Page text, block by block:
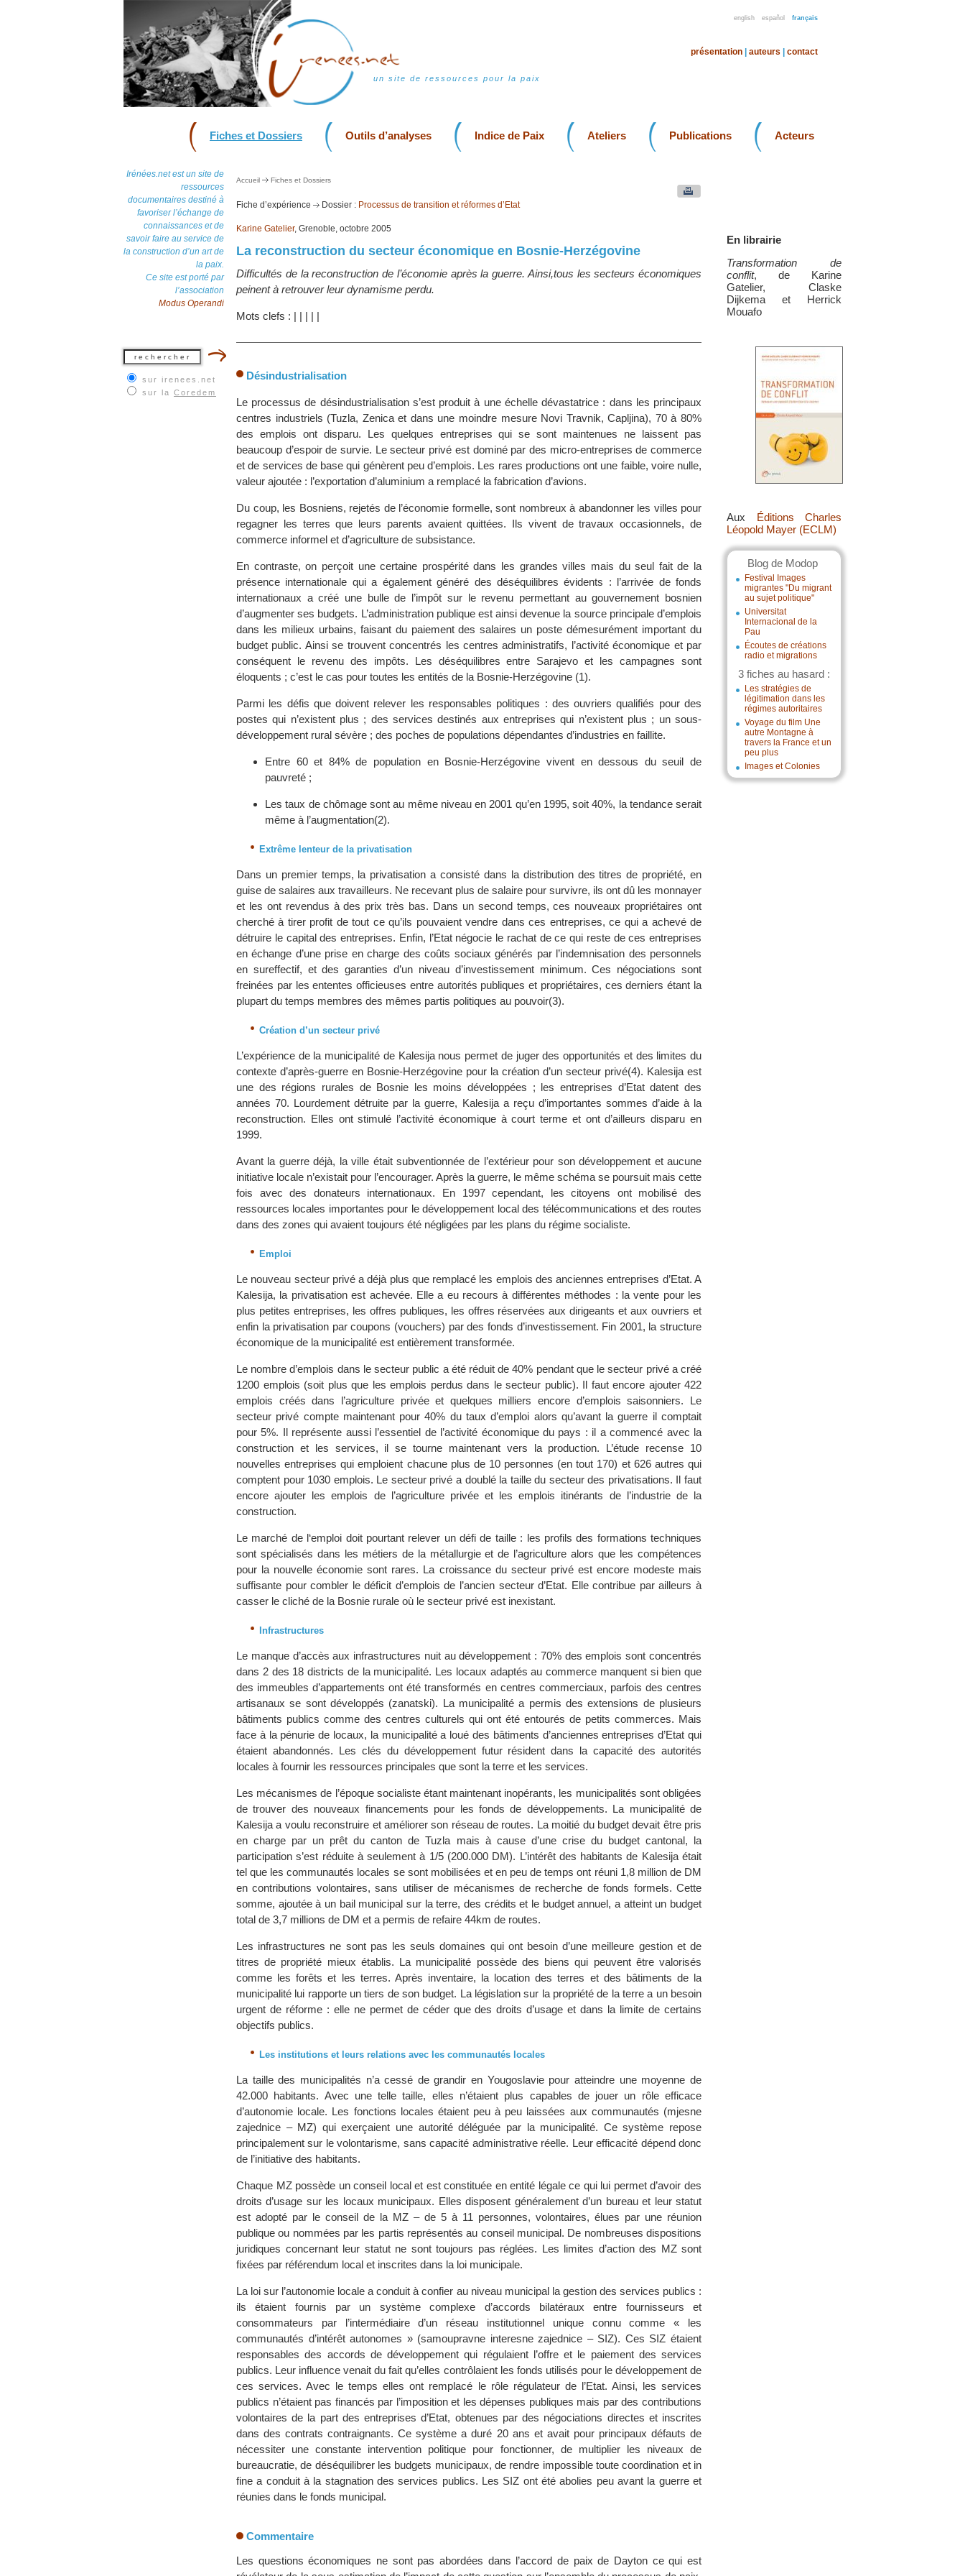
english español français
un site de ressources pour la paix
présentation auteurs contact
Fiches et Dossiers Outils d’analyses Indice de Paix Ateliers Publications Acteurs
Irénées.net est un site de
ressources
documentaires destiné à
favoriser l’échange de
connaissances et de
savoir faire au service de
la construction d’un art de
la paix.
Ce site est porté par
l’association
Modus Operandi
sur irenees.net
sur la Coredem
En librairie
Transformation de
conflit, de Karine
Gatelier, Claske
Dijkema et Herrick
Mouafo
Aux Éditions Charles
Léopold Mayer (ECLM)
Blog de Modop
Festival Images
migrantes "Du migrant
au sujet politique"
Universitat
Internacional de la
Pau
Écoutes de créations
radio et migrations
3 fiches au hasard :
Les stratégies de
légitimation dans les
régimes autoritaires
Voyage du film Une
autre Montagne à
travers la France et un
peu plus
Images et Colonies
Accueil Fiches et Dossiers
Fiche d’expérience Dossier : Processus de transition et réformes d’Etat
Karine Gatelier, Grenoble, octobre 2005
La reconstruction du secteur économique en Bosnie-Herzégovine
Difficultés de la reconstruction de l’économie après la guerre. Ainsi,tous les secteurs économiques
peinent à retrouver leur dynamisme perdu.
Mots clefs : | | | | |
Désindustrialisation
Le processus de désindustrialisation s’est produit à une échelle dévastatrice : dans les principaux
centres industriels (Tuzla, Zenica et dans une moindre mesure Novi Travnik, Capljina), 70 à 80%
des emplois ont disparu. Les quelques entreprises qui se sont maintenues ne laissent pas
beaucoup d’espoir de survie. Le secteur privé est dominé par des micro-entreprises de commerce
et de services de base qui génèrent peu d’emplois. Les rares productions ont une faible, voire nulle,
valeur ajoutée : l’exportation d’aluminium a remplacé la fabrication d’avions.
Du coup, les Bosniens, rejetés de l’économie formelle, sont nombreux à abandonner les villes pour
regagner les terres que leurs parents avaient quittées. Ils vivent de travaux occasionnels, de
commerce informel et d’agriculture de subsistance.
En contraste, on perçoit une certaine prospérité dans les grandes villes mais du seul fait de la
présence internationale qui a également généré des déséquilibres évidents : l’arrivée de fonds
internationaux a créé une bulle de l’impôt sur le revenu permettant au gouvernement bosnien
d’augmenter ses budgets. L’administration publique est ainsi devenue la source principale d’emplois
dans les milieux urbains, faisant du paiement des salaires un poste démesurément important du
budget public. Ainsi se trouvent concentrés les centres administratifs, l’activité économique et par
conséquent le revenu des impôts. Les déséquilibres entre Sarajevo et les campagnes sont
éloquents ; c’est le cas pour toutes les entités de la Bosnie-Herzégovine (1).
Parmi les défis que doivent relever les responsables politiques : des ouvriers qualifiés pour des
postes qui n’existent plus ; des services destinés aux entreprises qui n’existent plus ; un sous-
développement rural sévère ; des poches de populations dépendantes d’industries en faillite.
Entre 60 et 84% de population en Bosnie-Herzégovine vivent en dessous du seuil de
pauvreté ;
Les taux de chômage sont au même niveau en 2001 qu’en 1995, soit 40%, la tendance serait
même à l’augmentation(2).
Extrême lenteur de la privatisation
Dans un premier temps, la privatisation a consisté dans la distribution des titres de propriété, en
guise de salaires aux travailleurs. Ne recevant plus de salaire pour survivre, ils ont dû les monnayer
et les ont revendus à des prix très bas. Dans un second temps, ces nouveaux propriétaires ont
cherché à tirer profit de tout ce qu’ils pouvaient vendre dans ces entreprises, ce qui a achevé de
détruire le capital des entreprises. Enfin, l’Etat négocie le rachat de ce qui reste de ces entreprises
en échange d’une prise en charge des coûts sociaux générés par l’indemnisation des personnels
en sureffectif, et des garanties d’un niveau d’investissement minimum. Ces négociations sont
freinées par les ententes officieuses entre autorités publiques et propriétaires, ces derniers étant la
plupart du temps membres des mêmes partis politiques au pouvoir(3).
Création d’un secteur privé
L’expérience de la municipalité de Kalesija nous permet de juger des opportunités et des limites du
contexte d’après-guerre en Bosnie-Herzégovine pour la création d’un secteur privé(4). Kalesija est
une des régions rurales de Bosnie les moins développées ; les entreprises d’Etat datent des
années 70. Lourdement détruite par la guerre, Kalesija a reçu d’importantes sommes d’aide à la
reconstruction. Elles ont stimulé l’activité économique à court terme et ont d’ailleurs disparu en
1999.
Avant la guerre déjà, la ville était subventionnée de l’extérieur pour son développement et aucune
initiative locale n’existait pour l’encourager. Après la guerre, le même schéma se poursuit mais cette
fois avec des donateurs internationaux. En 1997 cependant, les citoyens ont mobilisé des
ressources locales importantes pour le développement local des télécommunications et des routes
dans des zones qui avaient toujours été négligées par les plans du régime socialiste.
Emploi
Le nouveau secteur privé a déjà plus que remplacé les emplois des anciennes entreprises d’Etat. A
Kalesija, la privatisation est achevée. Elle a eu recours à différentes méthodes : la vente pour les
plus petites entreprises, les offres publiques, les offres réservées aux dirigeants et aux ouvriers et
enfin la privatisation par coupons (vouchers) par des fonds d’investissement. Fin 2001, la structure
économique de la municipalité est entièrement transformée.
Le nombre d’emplois dans le secteur public a été réduit de 40% pendant que le secteur privé a créé
1200 emplois (soit plus que les emplois perdus dans le secteur public). Il faut encore ajouter 422
emplois créés dans l’agriculture privée et quelques milliers encore d’emplois saisonniers. Le
secteur privé compte maintenant pour 40% du taux d’emploi alors qu’avant la guerre il comptait
pour 5%. Il représente aussi l’essentiel de l’activité économique du pays : il a commencé avec la
construction et les services, il se tourne maintenant vers la production. L’étude recense 10
nouvelles entreprises qui emploient chacune plus de 10 personnes (en tout 170) et 626 autres qui
comptent pour 1030 emplois. Le secteur privé a doublé la taille du secteur des privatisations. Il faut
encore ajouter les emplois de l’agriculture privée et les emplois itinérants de l’industrie de la
construction.
Le marché de l‘emploi doit pourtant relever un défi de taille : les profils des formations techniques
sont spécialisés dans les métiers de la métallurgie et de l’agriculture alors que les compétences
pour la nouvelle économie sont rares. La croissance du secteur privé est encore modeste mais
suffisante pour combler le déficit d’emplois de l’ancien secteur d’Etat. Elle contribue par ailleurs à
casser le cliché de la Bosnie rurale où le secteur privé est inexistant.
Infrastructures
Le manque d’accès aux infrastructures nuit au développement : 70% des emplois sont concentrés
dans 2 des 18 districts de la municipalité. Les locaux adaptés au commerce manquent si bien que
des immeubles d’appartements ont été transformés en centres commerciaux, parfois des centres
artisanaux se sont développés (zanatski). La municipalité a permis des extensions de plusieurs
bâtiments publics comme des centres culturels qui ont été entourés de petits commerces. Mais
face à la pénurie de locaux, la municipalité a loué des bâtiments d’anciennes entreprises d’Etat qui
étaient abandonnés. Les clés du développement futur résident dans la capacité des autorités
locales à fournir les ressources principales que sont la terre et les services.
Les mécanismes de l’époque socialiste étant maintenant inopérants, les municipalités sont obligées
de trouver des nouveaux financements pour les fonds de développements. La municipalité de
Kalesija a voulu reconstruire et améliorer son réseau de routes. La moitié du budget devait être pris
en charge par un prêt du canton de Tuzla mais à cause d’une crise du budget cantonal, la
participation s’est réduite à seulement à 1/5 (200.000 DM). L’intérêt des habitants de Kalesija était
tel que les communautés locales se sont mobilisées et en peu de temps ont réuni 1,8 million de DM
en contributions volontaires, sans utiliser de mécanismes de recherche de fonds formels. Cette
somme, ajoutée à un bail municipal sur la terre, des crédits et le budget annuel, a atteint un budget
total de 3,7 millions de DM et a permis de refaire 44km de routes.
Les infrastructures ne sont pas les seuls domaines qui ont besoin d’une meilleure gestion et de
titres de propriété mieux établis. La municipalité possède des biens qui peuvent être valorisés
comme les forêts et les terres. Après inventaire, la location des terres et des bâtiments de la
municipalité lui rapporte un tiers de son budget. La législation sur la propriété de la terre a un besoin
urgent de réforme : elle ne permet de céder que des droits d’usage et dans la limite de certains
objectifs publics.
Les institutions et leurs relations avec les communautés locales
La taille des municipalités n’a cessé de grandir en Yougoslavie pour atteindre une moyenne de
42.000 habitants. Avec une telle taille, elles n’étaient plus capables de jouer un rôle efficace
d’autonomie locale. Les fonctions locales étaient peu à peu laissées aux communautés (mjesne
zajednice – MZ) qui exerçaient une autorité déléguée par la municipalité. Ce système repose
principalement sur le volontarisme, sans capacité administrative réelle. Leur efficacité dépend donc
de l’initiative des habitants.
Chaque MZ possède un conseil local et est constituée en entité légale ce qui lui permet d’avoir des
droits d’usage sur les locaux municipaux. Elles disposent généralement d’un bureau et leur statut
est adopté par le conseil de la MZ – de 5 à 11 personnes, volontaires, élues par une réunion
publique ou nommées par les partis représentés au conseil municipal. De nombreuses dispositions
juridiques concernant leur statut ne sont toujours pas réglées. Les limites d’action des MZ sont
fixées par référendum local et inscrites dans la loi municipale.
La loi sur l’autonomie locale a conduit à confier au niveau municipal la gestion des services publics :
ils étaient fournis par un système complexe d’accords bilatéraux entre fournisseurs et
consommateurs par l’intermédiaire d’un réseau institutionnel unique connu comme « les
communautés d’intérêt autonomes » (samoupravne interesne zajednice – SIZ). Ces SIZ étaient
responsables des accords de développement qui régulaient l’offre et le paiement des services
publics. Leur influence venait du fait qu’elles contrôlaient les fonds utilisés pour le développement de
ces services. Avec le temps elles ont remplacé le rôle régulateur de l’Etat. Ainsi, les services
publics n’étaient pas financés par l’imposition et les dépenses publiques mais par des contributions
volontaires de la part des entreprises d’Etat, obtenues par des négociations directes et inscrites
dans des contrats contraignants. Ce système a duré 20 ans et avait pour principaux défauts de
nécessiter une constante intervention politique pour fonctionner, de multiplier les niveaux de
bureaucratie, de déséquilibrer les budgets municipaux, de rendre impossible toute coordination et in
fine a conduit à la stagnation des services publics. Les SIZ ont été abolies peu avant la guerre et
réunies dans le fonds municipal.
Commentaire
Les questions économiques ne sont pas abordées dans l’accord de paix de Dayton ce qui est